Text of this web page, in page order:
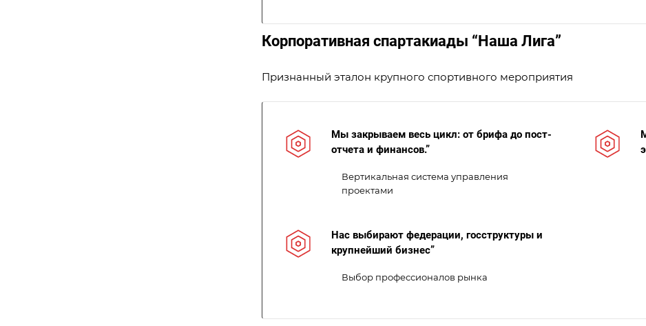
Корпоративная спартакиады “Наша Лига”
Признанный эталон крупного спортивного мероприятия
Мы закрываем весь цикл: от брифа до пост-
отчета и финансов.”
Вертикальная система управления
проектами
Нас выбирают федерации, госструктуры и
крупнейший бизнес”
Выбор профессионалов рынка